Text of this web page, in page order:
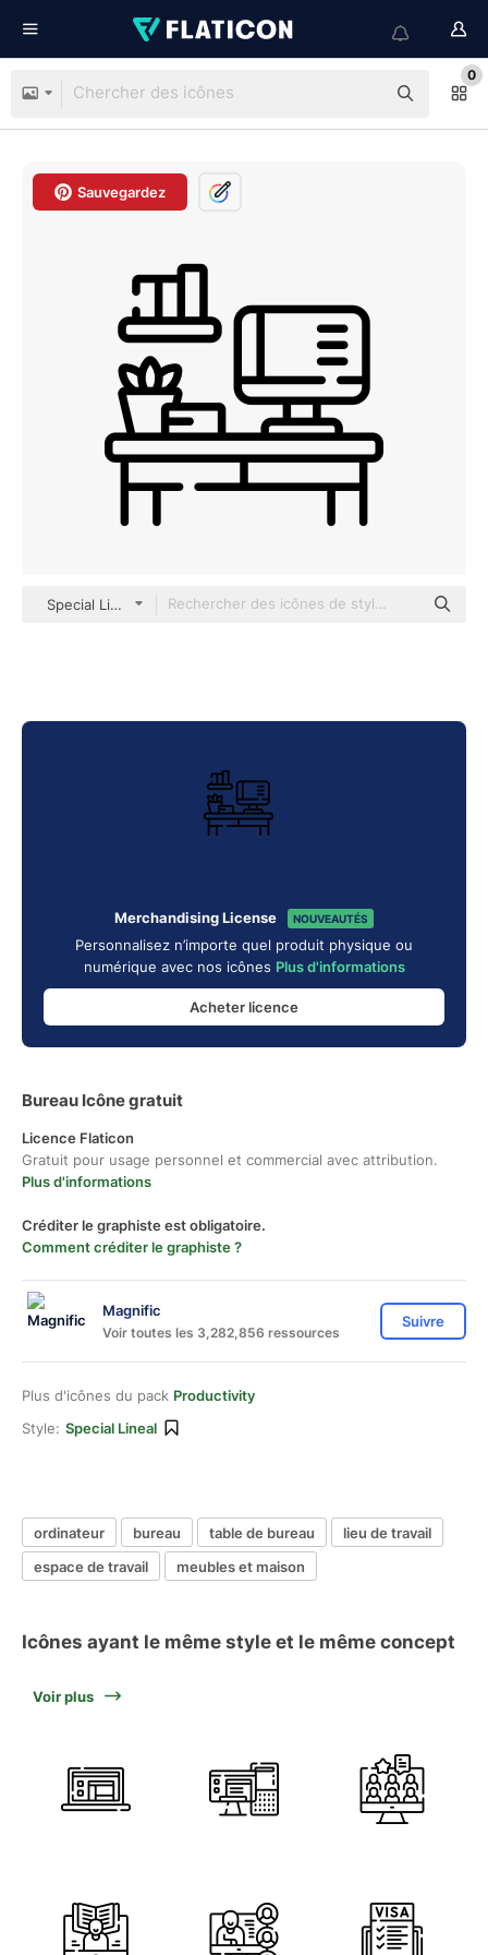
0
Sauvegardez
Special Lineal
Merchandising License NOUVEAUTÉS
Personnalisez n’importe quel produit physique ou
numérique avec nos icônes Plus d'informations
Acheter licence
Bureau Icône gratuit
Licence Flaticon
Gratuit pour usage personnel et commercial avec attribution.
Plus d'informations
Créditer le graphiste est obligatoire.
Comment créditer le graphiste ?
Magnific
Voir toutes les 3,282,856 ressources
Suivre
Plus d'icônes du pack Productivity
Style: Special Lineal
ordinateur bureau table de bureau
lieu de travail
espace de travail
meubles et maison
Icônes ayant le même style et le même concept
Voir plus